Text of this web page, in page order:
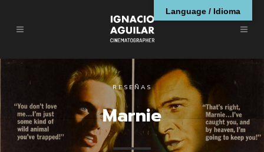
RESEÑAS
Marnie
Language / Idioma